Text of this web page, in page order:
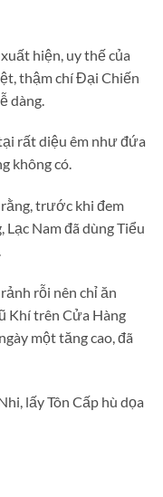
hiện, uy thế của
thậm chí Đại Chiến
dàng.
rất diệu êm như đứa
không có.
trước khi đem
Lạc Nam đã dùng Tiểu
rỗi nên chỉ ăn
Khí trên Cửa Hàng
một tăng cao, đã
lấy Tôn Cấp hù dọa